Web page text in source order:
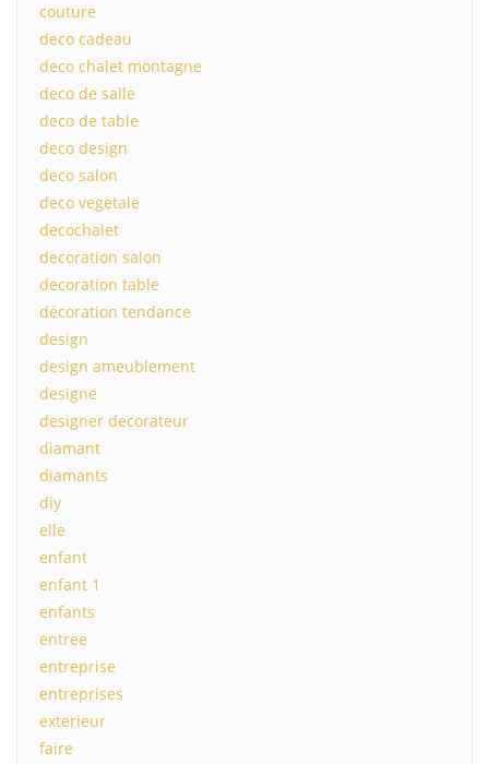
couture
deco cadeau
deco chalet montagne
deco de salle
deco de table
deco design
deco salon
deco vegetale
decochalet
decoration salon
decoration table
décoration tendance
design
design ameublement
designe
designer decorateur
diamant
diamants
diy
elle
enfant
enfant 1
enfants
entree
entreprise
entreprises
exterieur
faire